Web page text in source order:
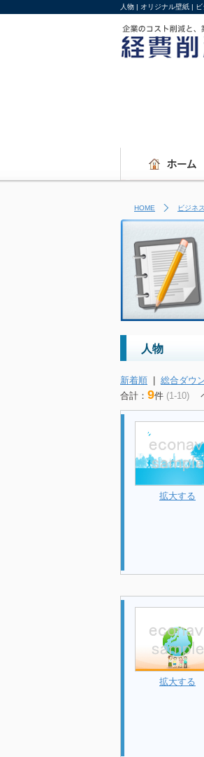
人物 | オリジナル壁紙 |
HOME ビジネ
人物
新着順 | 総合ダウ
合計： 9件 (1-10)
拡大する
拡大する